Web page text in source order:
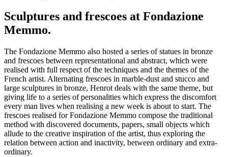
Sculptures and frescoes at Fondazione
Memmo.
The Fondazione Memmo also hosted a series of statues in bronze
and frescoes between representational and abstract, which were
realised with full respect of the techniques and the themes of the
French artist. Alternating frescoes in marble-dust and stucco and
large sculptures in bronze, Henrot deals with the same theme, but
giving life to a series of personalities which express the discomfort
every man lives when realising a new week is about to start. The
frescoes realised for Fondazione Memmo compose the traditional
method with discovered documents, papers, small objects which
allude to the creative inspiration of the artist, thus exploring the
relation between action and inactivity, between ordinary and extra-
ordinary.